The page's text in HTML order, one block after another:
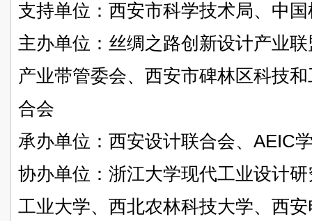
支持单位：西安市科学技术局、中
主办单位：丝绸之路创新设计产业
产业带管委会、西安市碑林区科技
合会
承办单位：西安设计联合会、AEIC
协办单位：浙江大学现代工业设计
工业大学、西北农林科技大学、西